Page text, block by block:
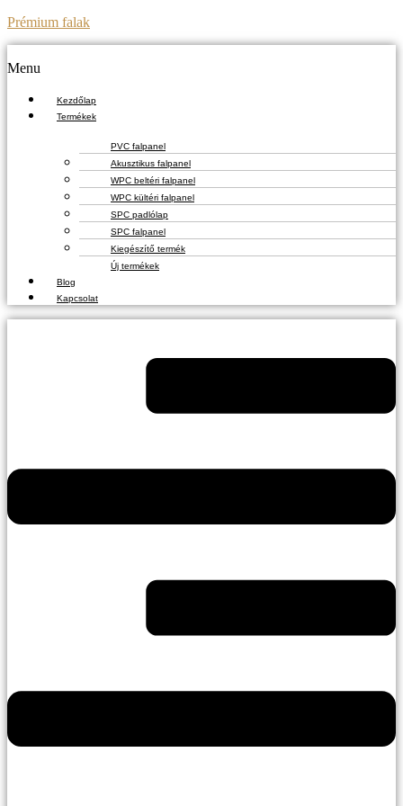
Prémium falak
Menu
Kezdőlap
Termékek
PVC falpanel
Akusztikus falpanel
WPC beltéri falpanel
WPC kültéri falpanel
SPC padlólap
SPC falpanel
Kiegészítő termék
Új termékek
Blog
Kapcsolat